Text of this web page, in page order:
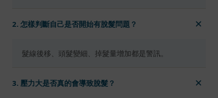
2. 怎樣判斷自己是否開始有脫髮問題？
髮線後移、頭髮變細、掉髮量增加都是警訊。
3. 壓力大是否真的會導致脫髮？